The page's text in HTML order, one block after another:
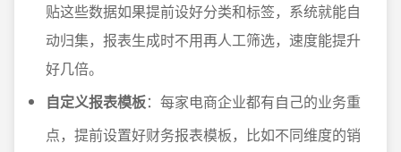
贴这些数据如果提前设好分类和标签，系统就能自
动归集，报表生成时不用再人工筛选，速度能提升
好几倍。
自定义报表模板：每家电商企业都有自己的业务重
点，提前设置好财务报表模板，比如不同维度的销